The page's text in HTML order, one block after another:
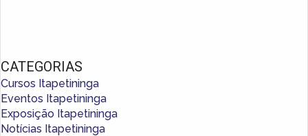
CATEGORIAS
Cursos Itapetininga
Eventos Itapetininga
Exposição Itapetininga
Notícias Itapetininga